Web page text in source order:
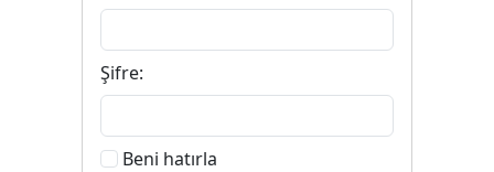
Şifre:
Beni hatırla